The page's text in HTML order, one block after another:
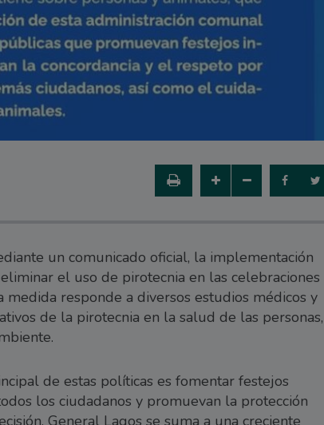
un comunicado oficial, la implementación
el uso de pirotecnia en las celebraciones
responde a diversos estudios médicos y
de la pirotecnia en la salud de las personas,
de estas políticas es fomentar festejos
los ciudadanos y promuevan la protección
General Lagos se suma a una creciente